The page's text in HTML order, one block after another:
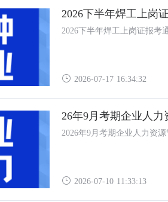
2026下半年焊工上岗
2026下半年焊工上岗证报考
2026-07-17 16:34:32
26年9月考期企业人
2026年9月考期企业人力资
2026-07-10 11:33:13